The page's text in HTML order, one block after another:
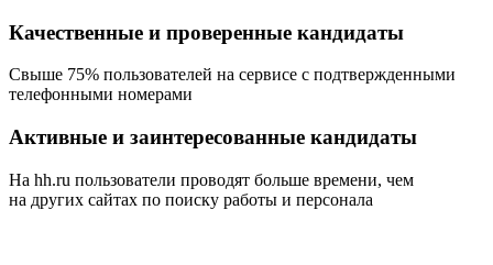
Качественные и проверенные кандидаты
Свыше 75% пользователей на сервисе с подтвержденными
телефонными номерами
Активные и заинтересованные кандидаты
На hh.ru пользователи проводят больше времени, чем
на других сайтах по поиску работы и персонала